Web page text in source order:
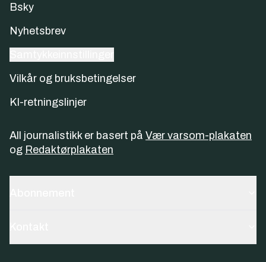
Bsky
Nyhetsbrev
Vilkår og bruksbetingelser
KI-retningslinjer
All journalistikk er basert på Vær varsom-plakaten
og Redaktørplakaten